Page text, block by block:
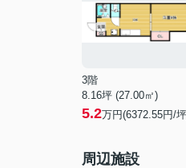
3階
8.16坪 (27.00㎡)
5.2万円(6372.55円/
周辺施設